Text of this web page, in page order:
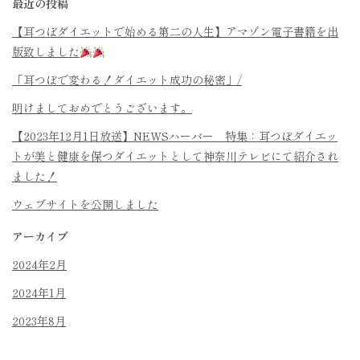
最近の投稿
【耳つぼダイエットで始める第二の人生】アマゾン電子書籍を出
版致しました
「耳つぼで変わる！ダイエット成功の秘密」/
明けましておめでとうございます。
【2023年12月1日放送】NEWSハーバー 特集：耳つぼダイエッ
トが美と健康を保つダイエットとして神奈川テレビにて紹介され
ました！
ウェブサイトを公開しました
アーカイブ
2024年2月
2024年1月
2023年8月